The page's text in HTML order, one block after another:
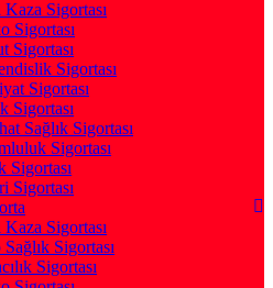
Sigortası
Sigortası
Sigortası
Sigortası
Sigortası
Sigortası
Sağlık Sigortası
Sigortası
Sigortası
Sigortası
Sigortası
Sigortası
Sigortası